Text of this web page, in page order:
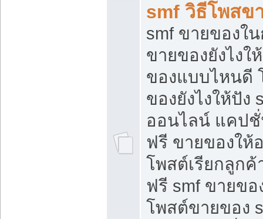
smf วิธีโพสข
smf ขายของใ
ขายของยังไง
ของแบบไหนดี
ของยังไงให้ปั
ออนไลน์ แคป
ฟรี ขายของให้
โพสต์เรียกลูกค้
ฟรี smf ขายขอ
โพสต์ขายของ